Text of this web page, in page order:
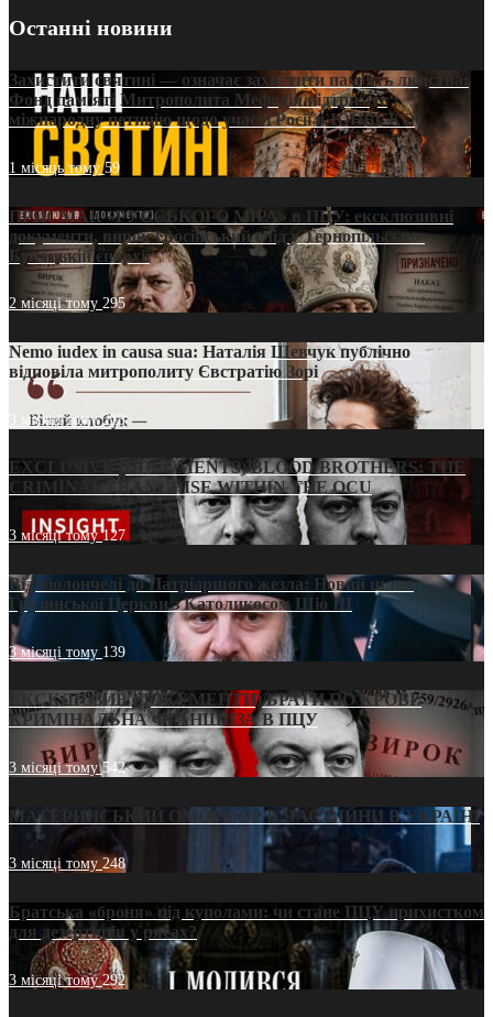
Останні новини
Захистити святині — означає захистити пам’ять людства:
Фонд пам’яті Митрополита Мефодія підтримує
міжнародну петицію щодо участі Росії в ЮНЕСКО
1 місяць тому59
ПРИСМАК «РУССЬКОГО МІРА» в ПЦУ: ексклюзивні
документи, вирок і російський слід у Тернопільсько-
Бучацькій єпархії
2 місяці тому 295
Nemo iudex in causa sua: Наталія Шевчук публічно
відповіла митрополиту Євстратію Зорі
3 місяці тому213
EXCLUSIVE (DOCUMENTS)/BLOOD BROTHERS: THE
CRIMINAL FRANCHISE WITHIN THE OCU
3 місяці тому127
Від віолончелі до Патріаршого жезла: Новий шлях
Грузинської Церкви з Католикосом Шіо III
3 місяці тому 139
ЕКСКЛЮЗИВ (ДОКУМЕНТИ)/БРАТИ ПО КРОВІ:
КРИМІНАЛЬНА ФРАНШИЗА В ПЦУ
3 місяці тому542
МАТЕРИНСЬКИЙ ОМОРФОР В ЧАС ВІЙНИ В УКРАЇНІ
3 місяці тому248
Братська «броня» під куполами: чи стане ПЦУ прихистком
для дезертирів у рясах?
3 місяці тому292